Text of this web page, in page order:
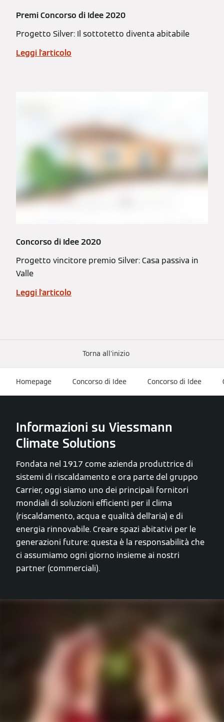
Premi Concorso di Idee 2020
Progetto Silver: Il sottotetto diventa abitabile
Leggi l'articolo
Concorso di Idee 2020
Progetto vincitore premio Silver: Casa passiva in
Valle
Leggi l'articolo
Torna all'inizio
Homepage Concorso di Idee Concorso di Idee
Informazioni su Viessmann
Climate Solutions
Fondata nel 1917 come azienda produttrice di
sistemi di riscaldamento e ora parte del gruppo
Carrier, oggi siamo uno dei principali fornitori
mondiali di soluzioni efficienti per il clima
(riscaldamento, acqua e qualità dell'aria) e di
energia rinnovabile. Creare spazi abitativi per le
generazioni future: questa è la responsabilità che
ci assumiamo ogni giorno insieme ai nostri
partner (commerciali).